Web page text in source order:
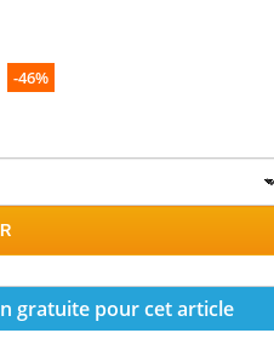
-46%
gratuite pour cet article